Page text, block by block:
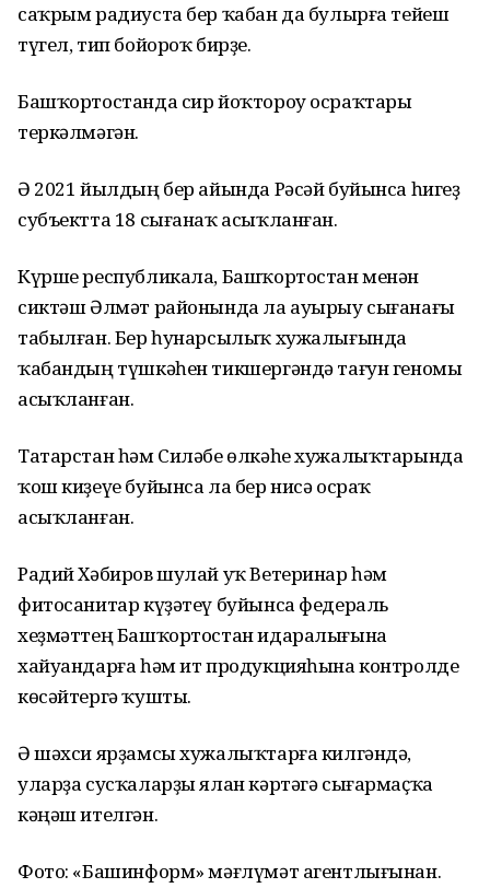
саҡрым радиуста бер ҡабан да булырға тейеш
түгел, тип бойороҡ бирҙе.
Башҡортостанда сир йоҡтороу осраҡтары
теркәлмәгән.
Ә 2021 йылдың бер айында Рәсәй буйынса һигеҙ
субъектта 18 сығанаҡ асыҡланған.
Күрше республикала, Башҡортостан менән
сиктәш Әлмәт районында ла ауырыу сығанағы
табылған. Бер һунарсылыҡ хужалығында
ҡабандың түшкәһен тикшергәндә тағун геномы
асыҡланған.
Татарстан һәм Силәбе өлкәһе хужалыҡтарында
ҡош киҙеүе буйынса ла бер нисә осраҡ
асыҡланған.
Радий Хәбиров шулай уҡ Ветеринар һәм
фитосанитар күҙәтеү буйынса федераль
хеҙмәттең Башҡортостан идаралығына
хайуандарға һәм ит продукцияһына контролде
көсәйтергә ҡушты.
Ә шәхси ярҙамсы хужалыҡтарға килгәндә,
уларҙа сусҡаларҙы ялан кәртәгә сығармаҫҡа
кәңәш ителгән.
Фото: «Башинформ» мәғлүмәт агентлығынан.